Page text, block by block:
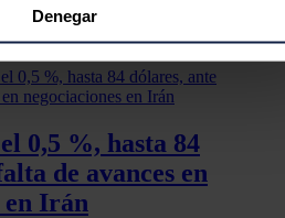
sobre su ubicación geográfica
de varios metros
analizándolo activamente
específicas (huellas digitales)
sus preferencias en lasección de
retirar su consentimiento en
de cookies.
Denegar
0,5 %, hasta 84
de avances en
en Irán